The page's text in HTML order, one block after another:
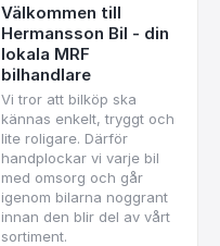
Välkommen till
Hermansson Bil - din
lokala MRF
bilhandlare
Vi tror att bilköp ska
kännas enkelt, tryggt och
lite roligare. Därför
handplockar vi varje bil
med omsorg och går
igenom bilarna noggrant
innan den blir del av vårt
sortiment.